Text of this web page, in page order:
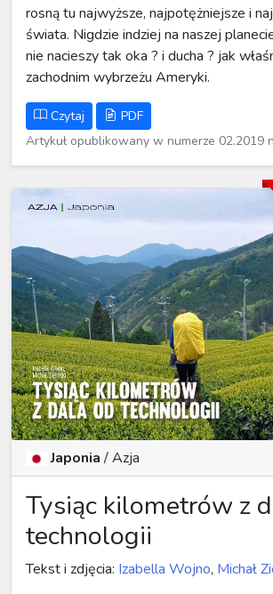
rosną tu najwyższe, najpotężniejsze i
świata. Nigdzie indziej na naszej
nie nacieszy tak oka ? i ducha ? jak
zachodnim wybrzeżu Ameryki.
Czytaj
PDF
Artykuł opublikowany w numerze 02.2019
Japonia/Azja
Tysiąc kilometrów z
technologii
Tekst i zdjęcia: Izabella Wojno, Michał